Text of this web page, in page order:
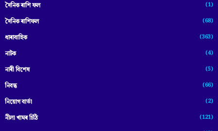
দৈনিক ৰাশি ফল (1)
দৈনিক ৰাশিফল (68)
ধাৰাবাহিক (363)
নাটক (4)
নাৰী বিশেষ (5)
নিবন্ধ (66)
নিয়োগ বাৰ্তা (2)
নীলা খামৰ চিঠি (121)